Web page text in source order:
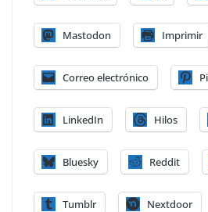
Mastodon Imprimir
Correo electrónico
LinkedIn Hilos
Bluesky Reddit
Tumblr Nextdoor